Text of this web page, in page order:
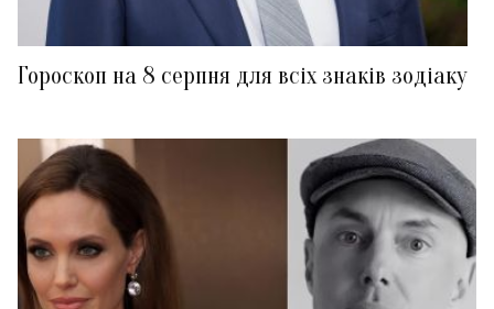
Гороскоп на 8 серпня для всіх знаків зодіаку